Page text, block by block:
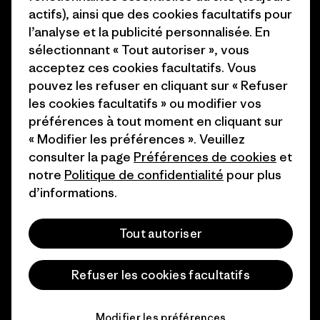
Comment nous
finançons
Cartes cadeaux
Nos magasins
Programme d’affiliation
Patagonia Luxembourg Plan du
site
© 2026 Patagonia, Inc. All Rights Reserved.
actifs), ainsi que des cookies facultatifs pour
l’analyse et la publicité personnalisée. En
sélectionnant « Tout autoriser », vous
acceptez ces cookies facultatifs. Vous
pouvez les refuser en cliquant sur « Refuser
les cookies facultatifs » ou modifier vos
préférences à tout moment en cliquant sur
« Modifier les préférences ». Veuillez
consulter la page Préférences de cookies et
notre Politique de confidentialité pour plus
d’informations.
Tout autoriser
Refuser les cookies facultatifs